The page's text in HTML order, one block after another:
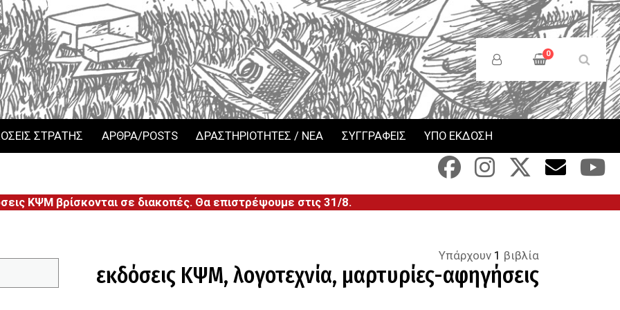
Anonymous
Users
Menu
0
ΣΤΡΑΤΗΣ ΑΡΘΡΑ/POSTS ΔΡΑΣΤΗΡΙΟΤΗΤΕΣ / ΝΕΑ ΣΥΓΓΡΑΦΕΙΣ ΥΠΟ ΕΚΔΟΣΗ
ΚΨΜ βρίσκονται σε διακοπές. Θα επιστρέψουμε στις 31/8.
Υπάρχουν 1 βιβλία
εκδόσεις ΚΨΜ,λογοτεχνία, μαρτυρίες-αφηγήσεις